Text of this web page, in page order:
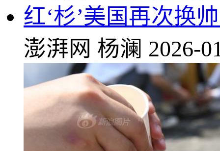
红‘杉’美国再次换
澎湃网 杨澜 2026-